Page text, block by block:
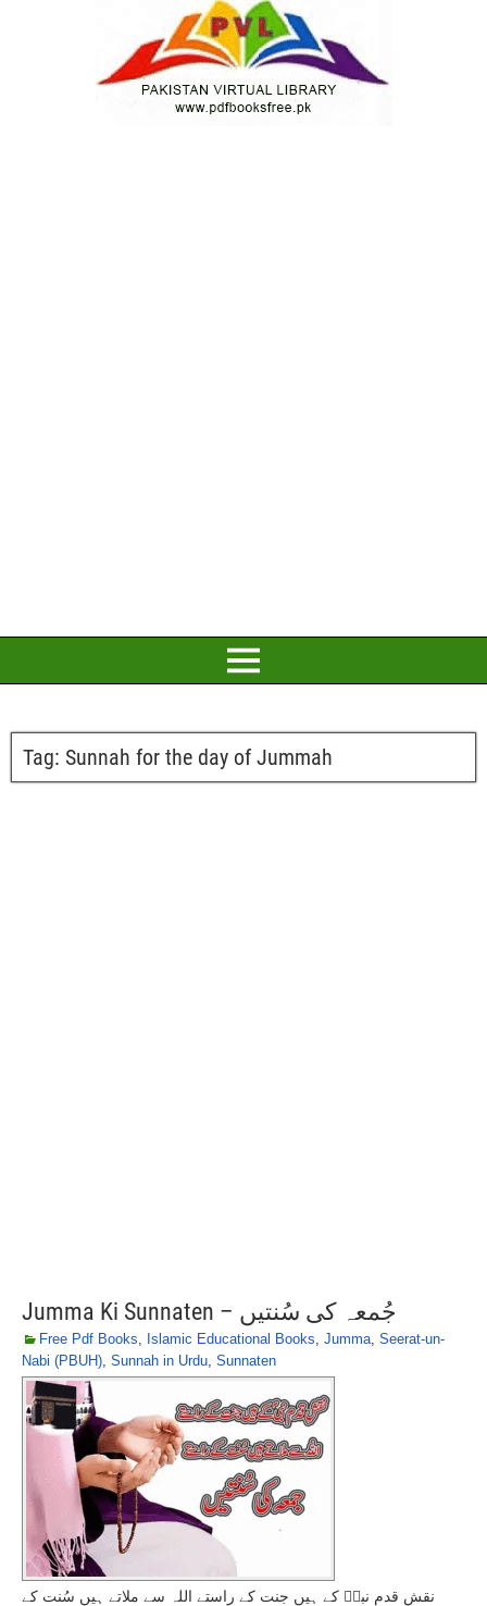
Tag: Sunnah for the day of Jummah
Jumma Ki Sunnaten – جُمعہ کی سُنتیں
Free Pdf Books, Islamic Educational Books, Jumma, Seerat-un-
Nabi (PBUH), Sunnah in Urdu, Sunnaten
نقشِ قدم نبیؐ کے ہیں جنت کے راستے اللہ سے ملاتے ہیں سُنت کے